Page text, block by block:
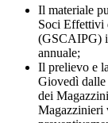
Il materiale
Soci Effettivi
(GSCAIPG)
annuale;
Il prelievo e
Giovedì dalle
dei
Magazzinieri